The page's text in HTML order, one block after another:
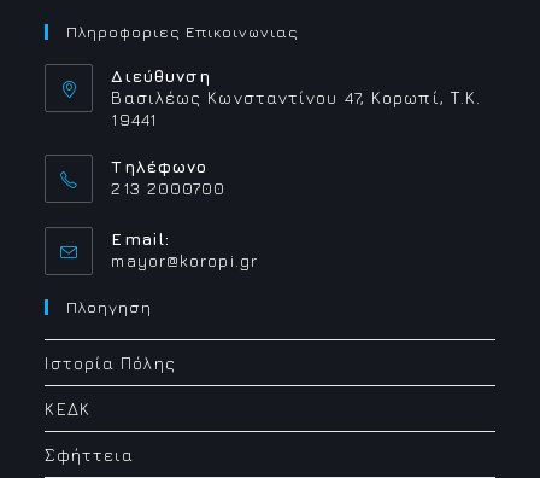
Πληροφοριες Επικοινωνιας
Διεύθυνση
Βασιλέως Κωνσταντίνου 47, Κορωπί, Τ.Κ.
19441
Τηλέφωνο
213 2000700
Email:
mayor@koropi.grOpens
Πλοηγηση
Ιστορία Πόλης
ΚΕΔΚ
Σφήττεια